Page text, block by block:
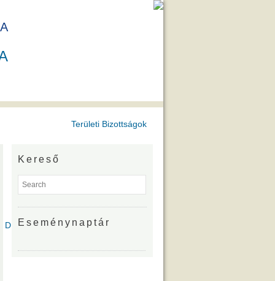
Díjazottjai
Területi Bizottságok
Kereső
Eseménynaptár